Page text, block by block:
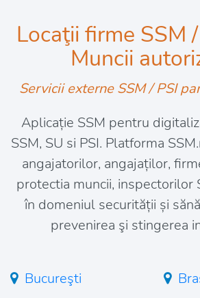
Locaţii firme SSM
Muncii
Servicii externe SSM / PSI
Aplicație SSM pentru
SSM, SU si PSI. Platforma
angajatorilor, angajaților,
protectia muncii, inspectorilor
în domeniul securității și
prevenirea şi stingerea
Bucureşti